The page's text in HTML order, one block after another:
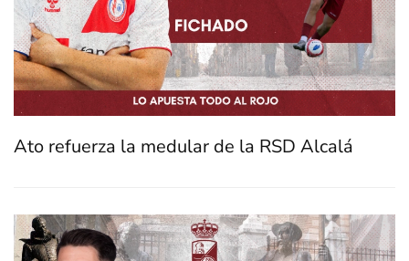
Ato refuerza la medular de la RSD Alcalá